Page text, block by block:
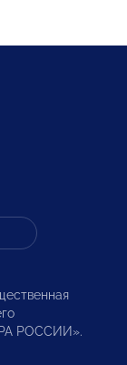
РОССИИ».